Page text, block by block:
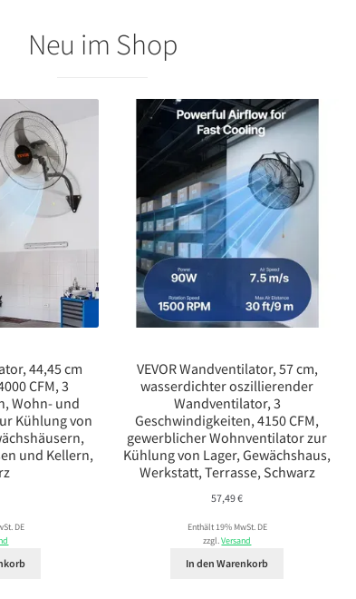
Neu im Shop
44,45 cm
CFM, 3
Wohn- und
Kühlung von
und Kellern,
DE
VEVOR Wandventilator, 57 cm,
wasserdichter oszillierender
Wandventilator, 3
Geschwindigkeiten, 4150 CFM,
gewerblicher Wohnventilator zur
Kühlung von Lager, Gewächshaus,
Werkstatt, Terrasse, Schwarz
57,49€
Enthält 19% MwSt. DE
zzgl.Versand
In den Warenkorb